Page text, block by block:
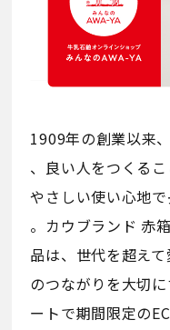
1909年の創業以来
、良い人をつくる
やさしい使い心地
。カウブランド 赤
品は、世代を超え
のつながりを大切
ートで期間限定の